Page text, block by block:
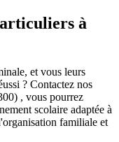
à
et vous leurs
? Contactez nos
, vous pourrez
scolaire adaptée à
familiale et